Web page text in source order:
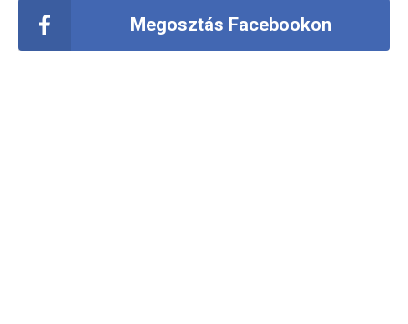
Megosztás Facebookon